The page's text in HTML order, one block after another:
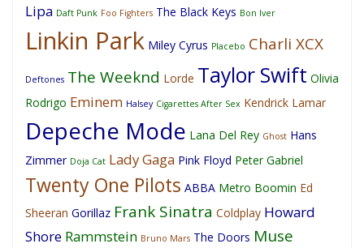
Lipa Daft Punk Foo Fighters The Black Keys Bon Iver
Linkin Park Miley Cyrus Placebo Charli XCX
Deftones The Weeknd Lorde Taylor Swift Olivia
Rodrigo Eminem Halsey Cigarettes After Sex Kendrick Lamar
Depeche Mode Lana Del Rey Ghost Hans
Zimmer Doja Cat Lady Gaga Pink Floyd Peter Gabriel
Twenty One Pilots ABBA Metro Boomin Ed
Sheeran Gorillaz Frank Sinatra Coldplay Howard
Shore Rammstein Bruno Mars The Doors Muse